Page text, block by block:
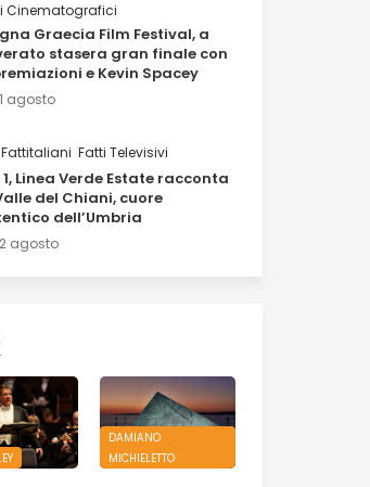
Cinematografici
Graecia Film Festival, a
stasera gran finale con
e Kevin Spacey
agosto
Fattitaliani Fatti Televisivi
1, Linea Verde Estate racconta
del Chiani, cuore
dell’Umbria
agosto
DAMIANO
MICHIELETTO